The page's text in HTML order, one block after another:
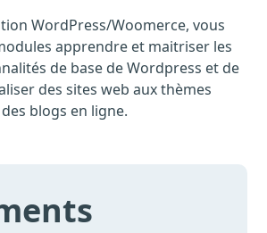
WordPress/Woomerce, vous
apprendre et maitriser les
de base de Wordpress et de
des sites web aux thèmes
blogs en ligne.